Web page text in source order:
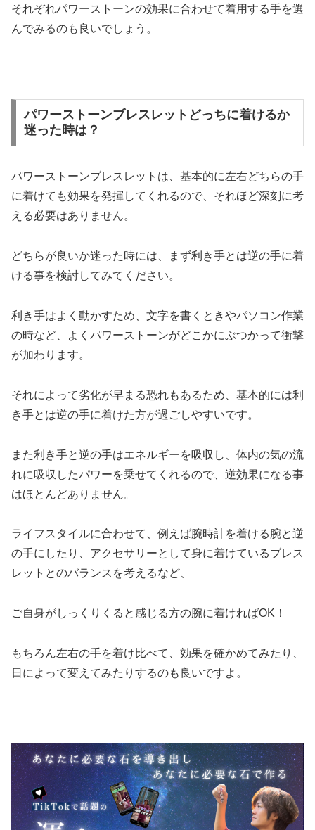
それぞれパワーストーンの効果に合わせて着用する手を選
んでみるのも良いでしょう。
パワーストーンブレスレットどっちに着けるか
迷った時は？
パワーストーンブレスレットは、基本的に左右どちらの手
に着けても効果を発揮してくれるので、それほど深刻に考
える必要はありません。
どちらが良いか迷った時には、まず利き手とは逆の手に着
ける事を検討してみてください。
利き手はよく動かすため、文字を書くときやパソコン作業
の時など、よくパワーストーンがどこかにぶつかって衝撃
が加わります。
それによって劣化が早まる恐れもあるため、基本的には利
き手とは逆の手に着けた方が過ごしやすいです。
また利き手と逆の手はエネルギーを吸収し、体内の気の流
れに吸収したパワーを乗せてくれるので、逆効果になる事
はほとんどありません。
ライフスタイルに合わせて、例えば腕時計を着ける腕と逆
の手にしたり、アクセサリーとして身に着けているブレス
レットとのバランスを考えるなど、
ご自身がしっくりくると感じる方の腕に着ければOK！
もちろん左右の手を着け比べて、効果を確かめてみたり、
日によって変えてみたりするのも良いですよ。